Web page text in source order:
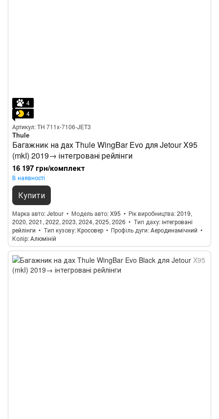
4
4
Артикул: TH 711x-7106-JET3
Thule
Багажник на дах Thule WingBar Evo для Jetour X95
(mkI) 2019→ інтегровані рейлінги
16 197 грн/комплект
В наявності
Купити
Марка авто Jetour Модель авто X95 Рік виробництва 2019,
2020, 2021, 2022, 2023, 2024, 2025, 2026
Тип даху інтегровані
рейлінги
Тип кузову Кросовер Профіль дуги Аеродинамічний
Колір Алюміній